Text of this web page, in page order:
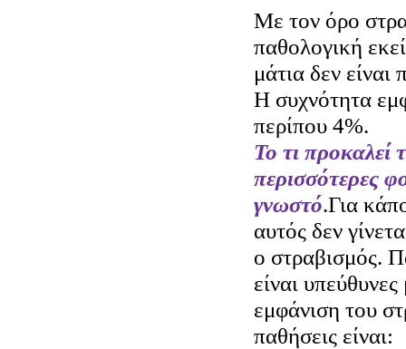
Με τον όρο
παθολογική
μάτια δεν
Η συχνότητα
περίπου 4%.
Το τι προκαλεί
περισσότερες
γνωστό.Για
αυτός δεν
ο στραβισμός.
είναι
εμφάνιση του
παθήσεις είναι: